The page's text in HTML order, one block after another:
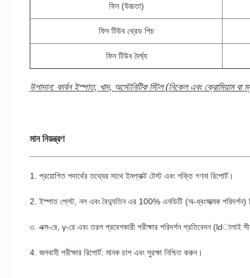
ফিন (উচ্চতা)
ফিন টিউব থ্রেড পিচ
ফিন টিউব দৈর্ঘ্য
উপাদান: কার্বন ইস্পাত, খাদ, অস্টেনিটিক স্টিল (নিকেল এবং ক্রোমিয়াম বা
মান নিয়ন্ত্রণ
1. প্রয়োগিত পদার্থের তথ্যের সাথে ইমপ্যাক্ট টেস্ট এবং শক্তি গণনা রিপোর্ট।
2. ইস্পাত প্লেট, নল এবং বৈদ্যুতিন এর 100% এনডিটি (অ-ধ্বংসাত্মক পরিদর্শন)
৩. এক্স-রে, γ-রে এবং তরল প্রবেশকারী পরীক্ষার পরিদর্শন প্রতিবেদন (ldালাই
4. জলবাহী পরীক্ষার রিপোর্ট: মানক চাপ এবং সুরক্ষা নিশ্চিত করুন।